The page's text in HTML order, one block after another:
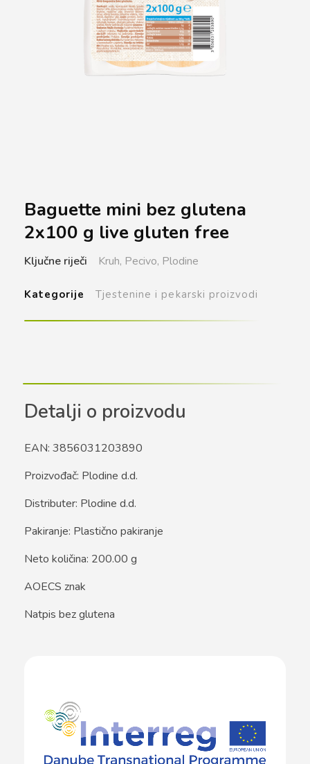
Baguette mini bez glutena
2x100 g live gluten free
Ključne riječi Kruh, Pecivo, Plodine
Kategorije Tjestenine i pekarski proizvodi
Detalji o proizvodu
EAN: 3856031203890
Proizvođač: Plodine d.d.
Distributer: Plodine d.d.
Pakiranje: Plastično pakiranje
Neto količina: 200.00 g
AOECS znak
Natpis bez glutena